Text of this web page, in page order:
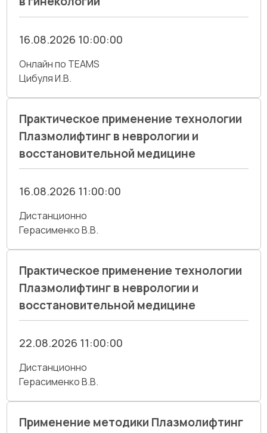
16.08.2026 10:00:00
Онлайн по TEAMS
Цибуля И.В.
Практическое применение технологии
Плазмолифтинг в неврологии и
восстановительной медицине
16.08.2026 11:00:00
Дистанционно
Герасименко В.В.
Практическое применение технологии
Плазмолифтинг в неврологии и
восстановительной медицине
22.08.2026 11:00:00
Дистанционно
Герасименко В.В.
Применение методики Плазмолифтинг